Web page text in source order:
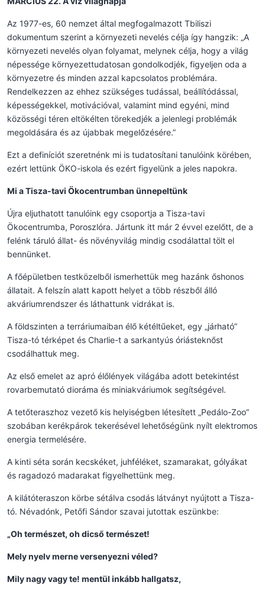
Az 1977-es, 60 nemzet által megfogalmazott Tbiliszi
dokumentum szerint a környezeti nevelés célja így hangzik: „A
környezeti nevelés olyan folyamat, melynek célja, hogy a világ
népessége környezettudatosan gondolkodjék, figyeljen oda a
környezetre és minden azzal kapcsolatos problémára.
Rendelkezzen az ehhez szükséges tudással, beállítódással,
képességekkel, motivációval, valamint mind egyéni, mind
közösségi téren eltökélten törekedjék a jelenlegi problémák
megoldására és az újabbak megelőzésére.”
Ezt a definíciót szeretnénk mi is tudatosítani tanulóink körében,
ezért lettünk ÖKO-iskola és ezért figyelünk a jeles napokra.
Mi a Tisza-tavi Ökocentrumban ünnepeltünk
Újra eljuthatott tanulóink egy csoportja a Tisza-tavi
Ökocentrumba, Poroszlóra. Jártunk itt már 2 évvel ezelőtt, de a
felénk táruló állat- és növényvilág mindig csodálattal tölt el
bennünket.
A főépületben testközelből ismerhettük meg hazánk őshonos
állatait. A felszín alatt kapott helyet a több részből álló
akváriumrendszer és láthattunk vidrákat is.
A földszinten a terráriumaiban élő kétéltűeket, egy „járható”
Tisza-tó térképet és Charlie-t a sarkantyús óriásteknőst
csodálhattuk meg.
Az első emelet az apró élőlények világába adott betekintést
rovarbemutató dioráma és miniakváriumok segítségével.
A tetőteraszhoz vezető kis helyiségben létesített „Pedálo-Zoo”
szobában kerékpárok tekerésével lehetőségünk nyílt elektromos
energia termelésére.
A kinti séta során kecskéket, juhféléket, szamarakat, gólyákat
és ragadozó madarakat figyelhettünk meg.
A kilátóteraszon körbe sétálva csodás látványt nyújtott a Tisza-
tó. Névadónk, Petőfi Sándor szavai jutottak eszünkbe:
„Oh természet, oh dicső természet!
Mely nyelv merne versenyezni véled?
Mily nagy vagy te! mentül inkább hallgatsz,